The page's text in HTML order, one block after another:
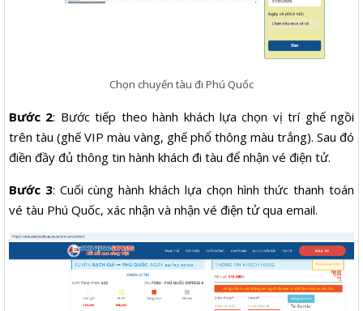
Chọn chuyến tàu đi Phú Quốc
Bước 2: Bước tiếp theo hành khách lựa chọn vị trí ghế ngồi
trên tàu (ghế VIP màu vàng, ghế phổ thông màu trắng). Sau đó
điền đầy đủ thông tin hành khách đi tàu để nhận vé điện tử.
Bước 3: Cuối cùng hành khách lựa chọn hình thức thanh toán
vé tàu Phú Quốc, xác nhận và nhận vé điện tử qua email.